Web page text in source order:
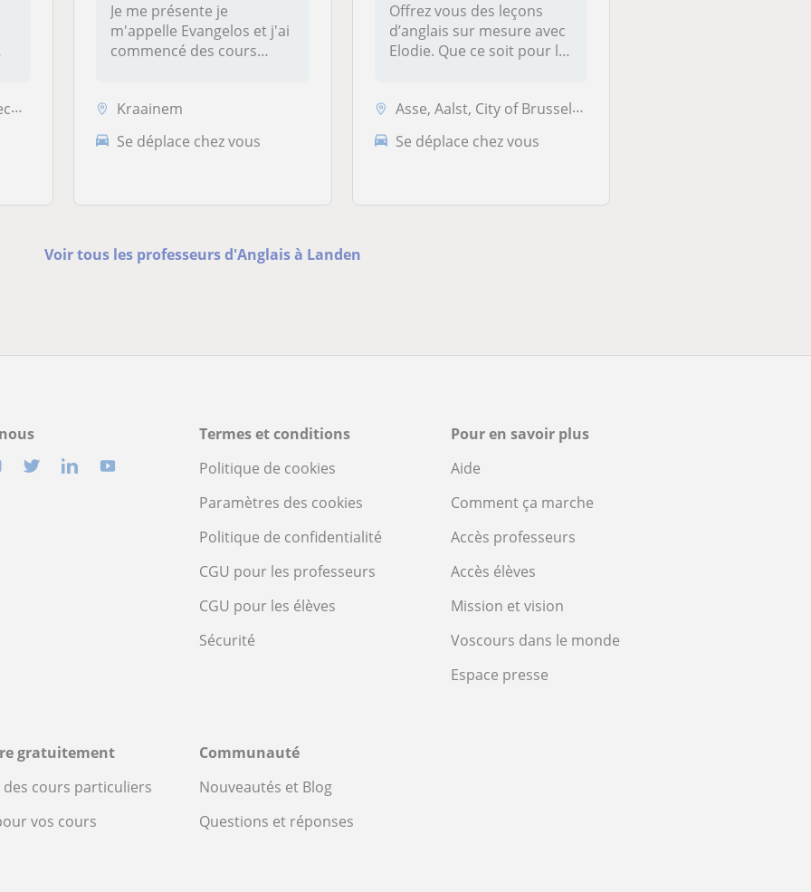
...
Je me présente je
m'appelle Evangelos et j'ai
commencé des cours
Kraainem
Se déplace chez vous
Offrez vous des leçons
d’anglais sur mesure avec
Elodie. Que ce soit pour le
Asse, Aalst, City of Brussels, Affligem, Ganshoren, Merchtem, Opwijk, ...
Se déplace chez vous
Voir tous les professeurs d'Anglais à Landen
Termes et conditions
Politique de cookies
Paramètres des cookies
Politique de confidentialité
CGU pour les professeurs
CGU pour les élèves
Sécurité
Pour en savoir plus
Aide
Comment ça marche
Accès professeurs
Accès élèves
Mission et vision
Voscours dans le monde
Espace presse
gratuitement
cours particuliers
vos cours
Communauté
Nouveautés et Blog
Questions et réponses